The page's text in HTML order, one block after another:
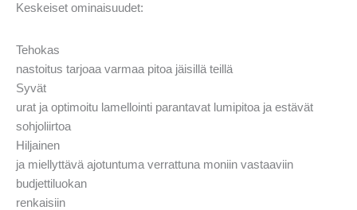
Keskeiset ominaisuudet:
Tehokas
nastoitus tarjoaa varmaa pitoa jäisillä teillä
Syvät
urat ja optimoitu lamellointi parantavat lumipitoa ja estävät
sohjoliirtoa
Hiljainen
ja miellyttävä ajotuntuma verrattuna moniin vastaaviin
budjettiluokan
renkaisiin